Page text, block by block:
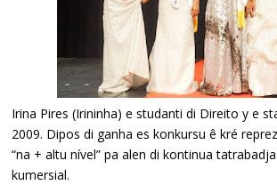
Irina Pires (Irininha) e studanti di Direito y e
2009. Dipos di ganha es konkursu ê kré
“na + altu nível” pa alen di kontinua
kumersial.